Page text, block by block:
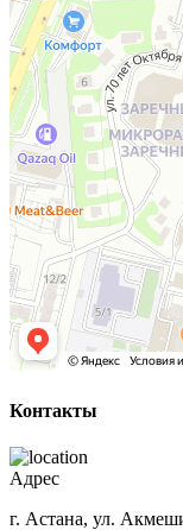
Контакты
Адрес
г. Астана, ул.